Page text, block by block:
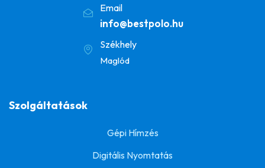
Email
info@bestpolo.hu
Székhely
Maglód
Szolgáltatások
Gépi Hímzés
Digitális Nyomtatás